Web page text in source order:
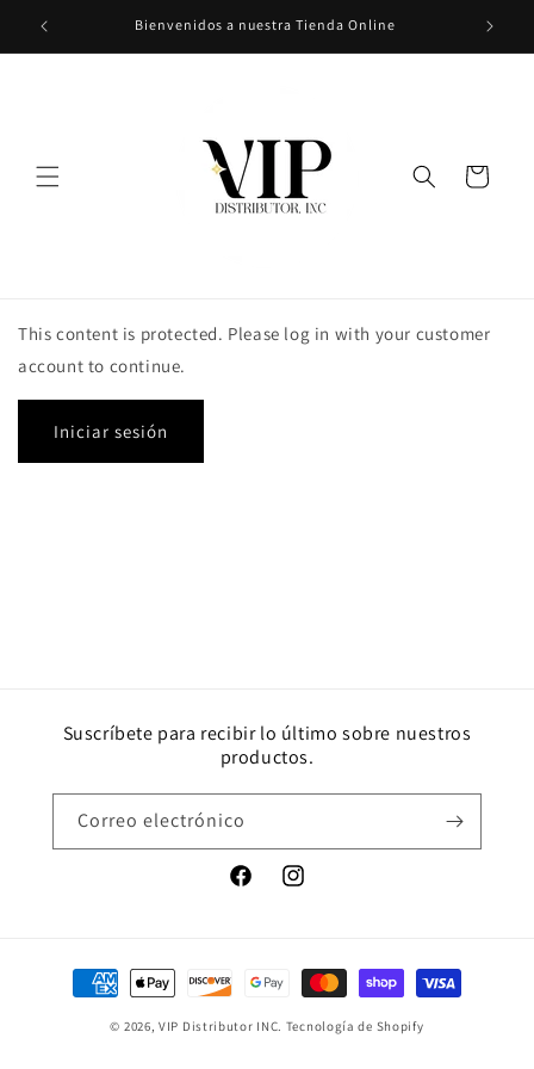
directamente
al contenido
Bienvenidos a nuestra Tienda Online
Carrito
This content is protected. Please log in with your customer
account to continue.
Iniciar sesión
Suscríbete para recibir lo último sobre nuestros
productos.
Correo electrónico
FacebookInstagram
Formas
de
© 2026,VIP Distributor INC. Tecnología de Shopify